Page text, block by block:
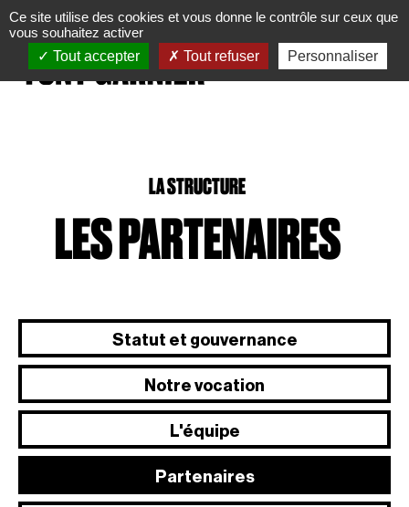
LA STRUCTURE
LES PARTENAIRES
Statut et gouvernance
Notre vocation
L'équipe
Partenaires
Panneau de gestion des cookies
Ce site utilise des cookies et vous donne le contrôle sur ceux que
vous souhaitez activer
Tout accepter
Tout refuser Personnaliser